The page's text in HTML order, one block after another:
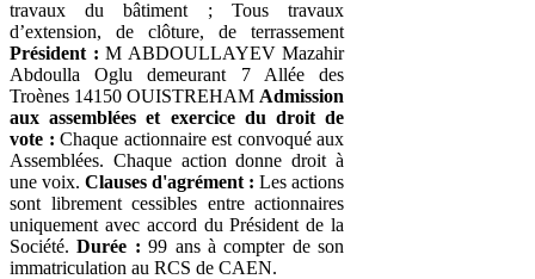
travaux du bâtiment ; Tous travaux
d’extension, de clôture, de terrassement
Président : M ABDOULLAYEV Mazahir
Abdoulla Oglu demeurant 7 Allée des
Troènes 14150 OUISTREHAM Admission
aux assemblées et exercice du droit de
vote : Chaque actionnaire est convoqué aux
Assemblées. Chaque action donne droit à
une voix. Clauses d'agrément : Les actions
sont librement cessibles entre actionnaires
uniquement avec accord du Président de la
Société.Durée : 99 ans à compter de son
immatriculation au RCS de CAEN.